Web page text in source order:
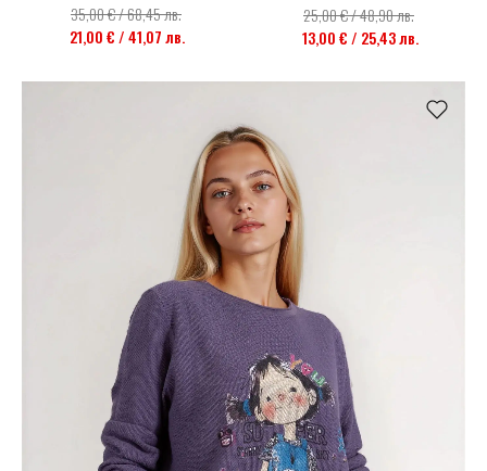
35,00 € / 68,45 лв.
21,00 € / 41,07 лв.
25,00 € / 48,90 лв.
13,00 € / 25,43 лв.